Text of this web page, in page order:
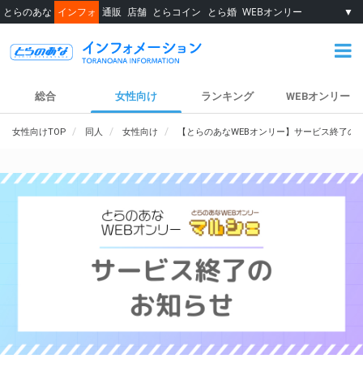
とらのあな インフォ 通販 店舗 とらコイン とら婚 WEBオンリー ▼
総合 女性向け ランキング WEBオンリー
女性向けTOP 同人 女性向け 【とらのあなWEBオンリー】サービス終了の